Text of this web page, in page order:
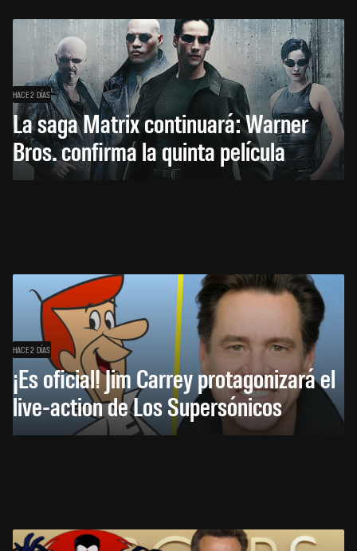
HACE 2 DÍAS
La saga Matrix continuará: Warner
Bros. confirma la quinta película
HACE 2 DÍAS
¡Es oficial! Jim Carrey protagonizará el
live-action de Los Supersónicos